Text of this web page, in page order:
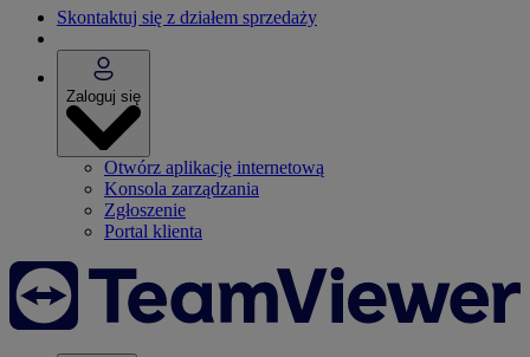
Skontaktuj się z działem sprzedaży
Zaloguj się
Otwórz aplikację internetową
Konsola zarządzania
Zgłoszenie
Portal klienta